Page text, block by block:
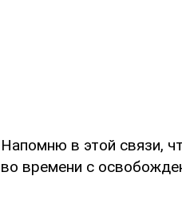
Напомню в этой связи,
во времени с